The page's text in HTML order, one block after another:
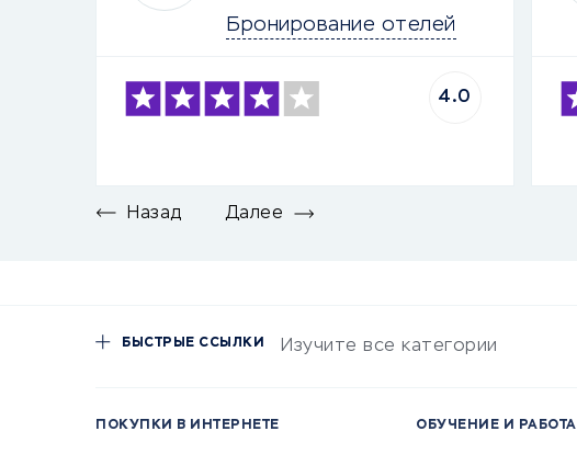
Бронирование отелей
4.0
Назад Далее
БЫСТРЫЕ ССЫЛКИ Изучите все категории
ПОКУПКИ В ИНТЕРНЕТЕ ОБУЧЕНИЕ И РАБОТА